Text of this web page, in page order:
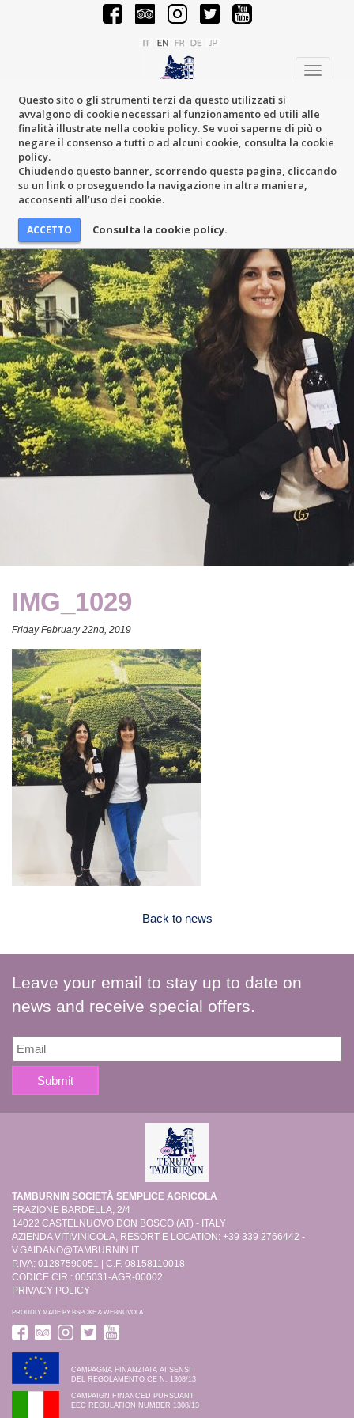
Questo sito o gli strumenti terzi da questo utilizzati si
avvalgono di cookie necessari al funzionamento ed utili alle
finalità illustrate nella cookie policy. Se vuoi saperne di più o
negare il consenso a tutti o ad alcuni cookie, consulta la cookie
policy.
Chiudendo questo banner, scorrendo questa pagina, cliccando
su un link o proseguendo la navigazione in altra maniera,
acconsenti all’uso dei cookie.
Consulta la cookie policy.
Toggle
IMG_1029
Friday February 22nd, 2019
Back to news
Leave your email to stay up to date on
news and receive special offers.
TAMBURNIN SOCIETÀ SEMPLICE AGRICOLA
FRAZIONE BARDELLA, 2/4
14022 CASTELNUOVO DON BOSCO (AT) - ITALY
AZIENDA VITIVINICOLA, RESORT E LOCATION: +39 339 2766442 -
V.GAIDANO@TAMBURNIN.IT
P.IVA: 01287590051 | C.F. 08158110018
CODICE CIR : 005031-AGR-00002
PRIVACY POLICY
PROUDLY MADE BY BSPOKE & WEBNUVOLA
CAMPAGNA FINANZIATA AI SENSI
DEL REGOLAMENTO CE N. 1308/13
CAMPAIGN FINANCED PURSUANT
EEC REGULATION NUMBER 1308/13